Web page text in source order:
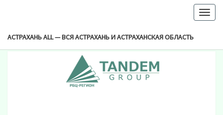
АСТРАХАНЬ ALL — ВСЯ АСТРАХАНЬ И АСТРАХАНСКАЯ ОБЛАСТЬ
Метка:Ведение Бухгалтерские Услуги